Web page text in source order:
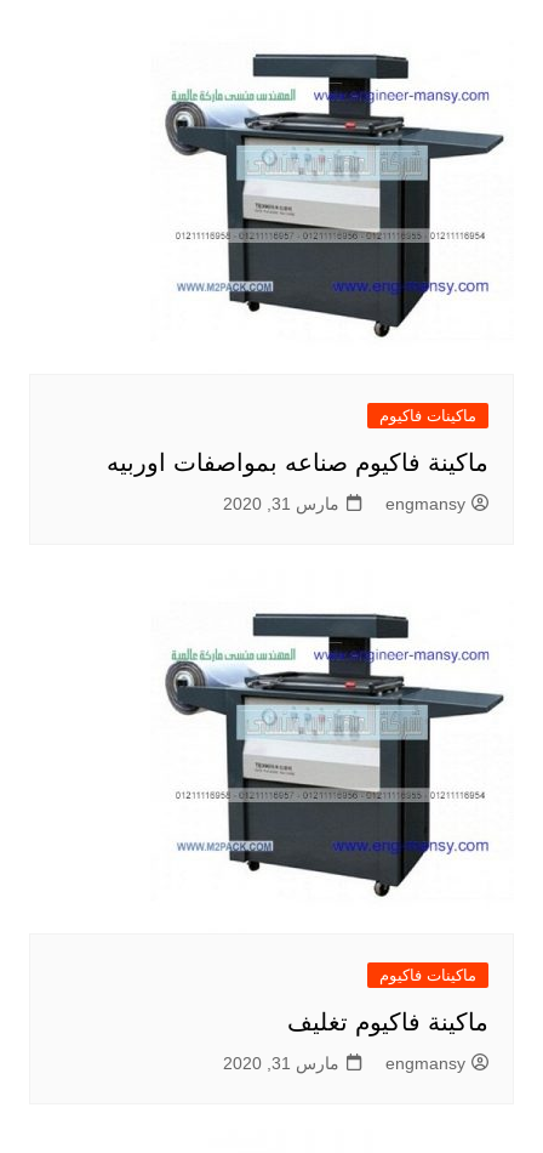
ماكينات فاكيوم
ماكينة فاكيوم صناعه بمواصفات اوربيه
engmansy مارس 31, 2020
ماكينات فاكيوم
ماكينة فاكيوم تغليف
engmansy مارس 31, 2020